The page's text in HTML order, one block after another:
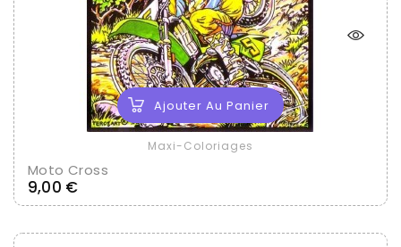
Ajouter Au Panier
Maxi-Coloriages
Moto Cross
9,00 €Prix